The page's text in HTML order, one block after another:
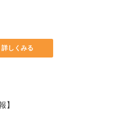
詳しくみる
】